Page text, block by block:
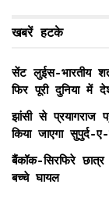
खबरें हटके
सेंट लुईस-भारतीय
फिर पूरी दुनिया में
झांसी से
किया जाएगा सुपुर्द-
बैंकॉक-सिरफिरे
बच्चे घायल